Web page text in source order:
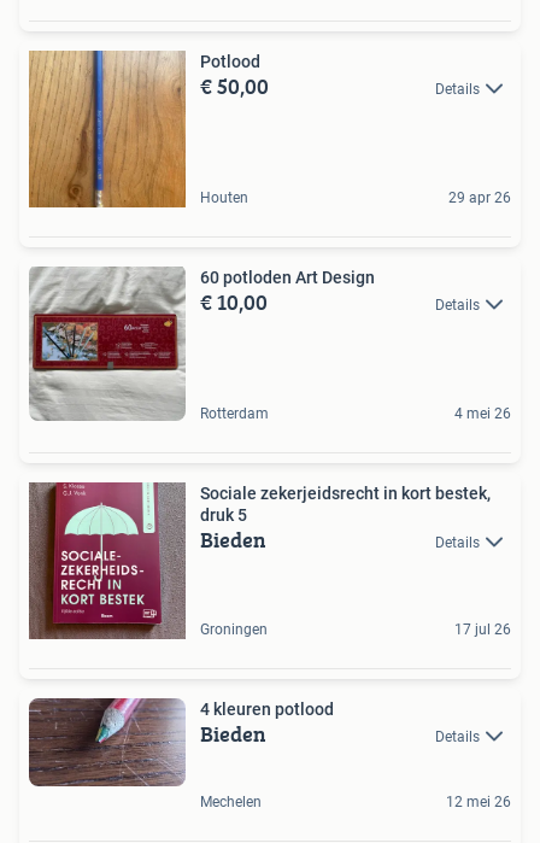
Potlood
€ 50,00 Details
Houten 29 apr 26
60 potloden Art Design
€ 10,00 Details
Rotterdam 4 mei 26
Sociale zekerjeidsrecht in kort bestek,
druk 5
Bieden Details
Groningen 17 jul 26
4 kleuren potlood
Bieden Details
Mechelen 12 mei 26